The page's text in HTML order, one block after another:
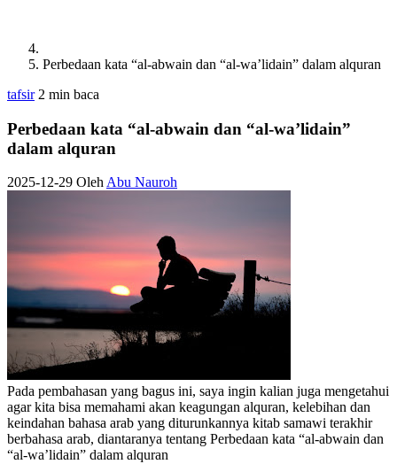
Perbedaan kata “al-abwain dan “al-wa’lidain” dalam alquran
tafsir 2 min baca
Perbedaan kata “al-abwain dan “al-wa’lidain”
dalam alquran
2025-12-29 OlehAbu Nauroh
Pada pembahasan yang bagus ini, saya ingin kalian juga mengetahui
agar kita bisa memahami akan keagungan alquran, kelebihan dan
keindahan bahasa arab yang diturunkannya kitab samawi terakhir
berbahasa arab, diantaranya tentang Perbedaan kata “al-abwain dan
“al-wa’lidain” dalam alquran